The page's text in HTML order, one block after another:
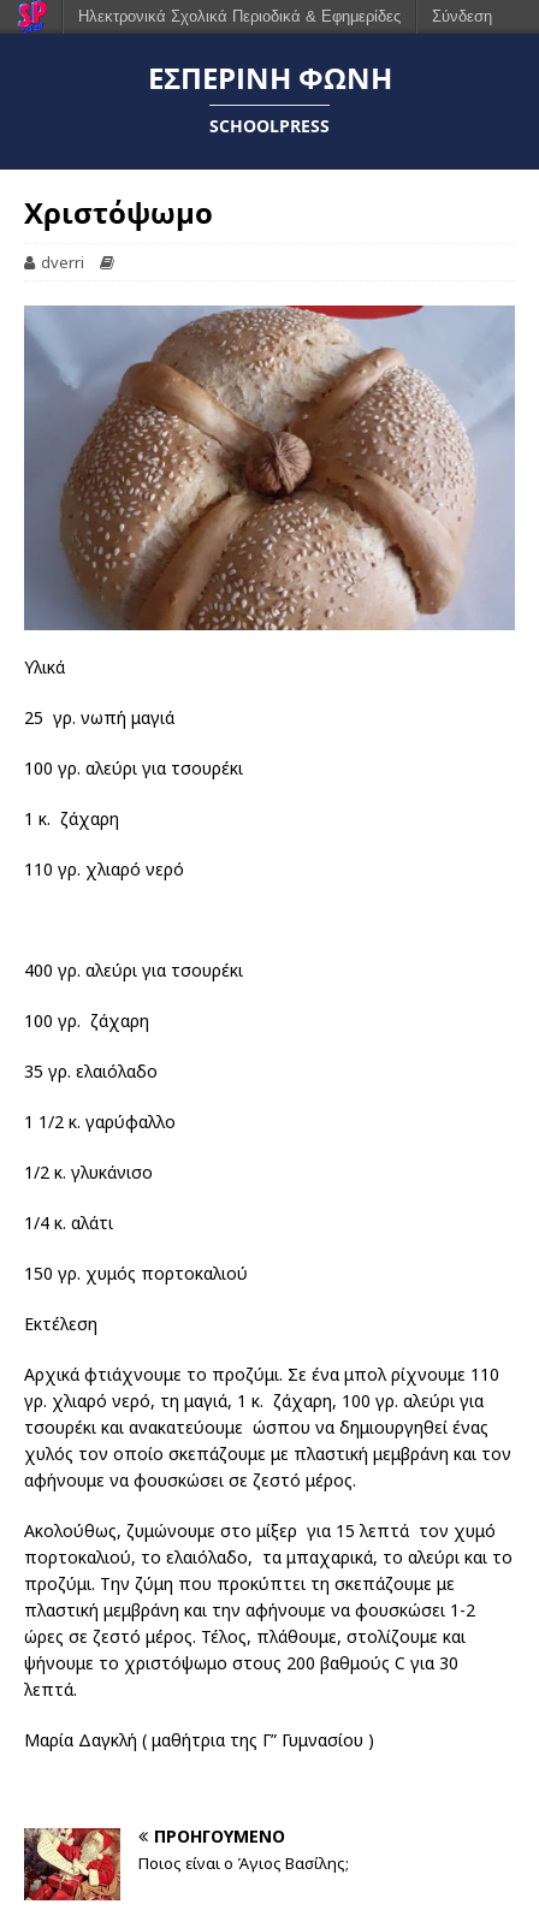
ΕΣΠΕΡΙΝΗ ΦΩΝΗ
SCHOOLPRESS
Χριστόψωμο
dverri
Υλικά
25 γρ. νωπή μαγιά
100 γρ. αλεύρι για τσουρέκι
1 κ. ζάχαρη
110 γρ. χλιαρό νερό
400 γρ. αλεύρι για τσουρέκι
100 γρ. ζάχαρη
35 γρ. ελαιόλαδο
1 1/2 κ. γαρύφαλλο
1/2 κ. γλυκάνισο
1/4 κ. αλάτι
150 γρ. χυμός πορτοκαλιού
Εκτέλεση
Αρχικά φτιάχνουμε το προζύμι. Σε ένα μπολ ρίχνουμε 110
γρ. χλιαρό νερό, τη μαγιά, 1 κ. ζάχαρη, 100 γρ. αλεύρι για
τσουρέκι και ανακατεύουμε ώσπου να δημιουργηθεί ένας
χυλός τον οποίο σκεπάζουμε με πλαστική μεμβράνη και τον
αφήνουμε να φουσκώσει σε ζεστό μέρος.
Ακολούθως, ζυμώνουμε στο μίξερ για 15 λεπτά τον χυμό
πορτοκαλιού, το ελαιόλαδο, τα μπαχαρικά, το αλεύρι και το
προζύμι. Την ζύμη που προκύπτει τη σκεπάζουμε με
πλαστική μεμβράνη και την αφήνουμε να φουσκώσει 1-2
ώρες σε ζεστό μέρος. Τέλος, πλάθουμε, στολίζουμε και
ψήνουμε το χριστόψωμο στους 200 βαθμούς C για 30
λεπτά.
Μαρία Δαγκλή ( μαθήτρια της Γ” Γυμνασίου )
ΠΡΟΗΓΟΎΜΕΝΟ
Ποιος είναι ο Άγιος Βασίλης;
Ηλεκτρονικά Σχολικά Περιοδικά & Εφημερίδες Σύνδεση